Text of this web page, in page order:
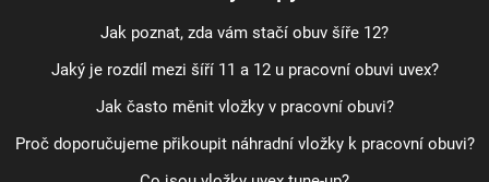
Jak poznat, zda vám stačí obuv šíře 12?
Jaký je rozdíl mezi šíří 11 a 12 u pracovní obuvi uvex?
Jak často měnit vložky v pracovní obuvi?
Proč doporučujeme přikoupit náhradní vložky k pracovní obuvi?